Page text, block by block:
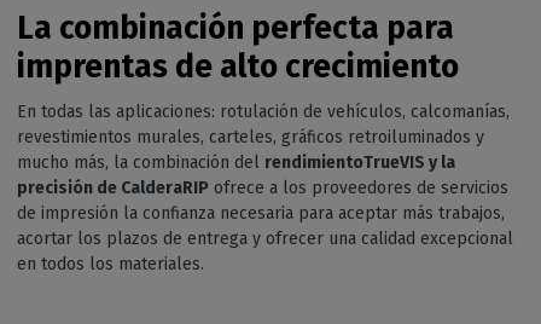
La combinación perfecta para
imprentas de alto crecimiento
En todas las aplicaciones: rotulación de vehículos, calcomanías,
revestimientos murales, carteles, gráficos retroiluminados y
mucho más, la combinación del rendimientoTrueVIS y la
precisión de CalderaRIP ofrece a los proveedores de servicios
de impresión la confianza necesaria para aceptar más trabajos,
acortar los plazos de entrega y ofrecer una calidad excepcional
en todos los materiales.